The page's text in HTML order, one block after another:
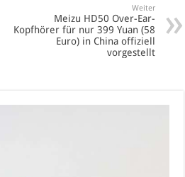
Weiter
Meizu HD50 Over-Ear-
Kopfhörer für nur 399 Yuan (58
Euro) in China offiziell
vorgestellt